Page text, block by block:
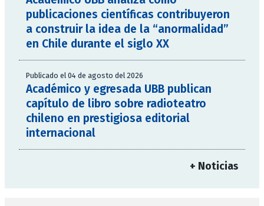
publicaciones científicas contribuyeron
a construir la idea de la “anormalidad”
en Chile durante el siglo XX
Publicado el 04 de agosto del 2026
Académico y egresada UBB publican
capítulo de libro sobre radioteatro
chileno en prestigiosa editorial
internacional
+ Noticias